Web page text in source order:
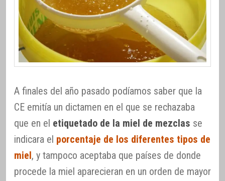
A finales del año pasado podíamos saber que la
CE emitía un dictamen en el que se rechazaba
que en el etiquetado de la miel de mezclas se
indicara el porcentaje de los diferentes tipos de
miel , y tampoco aceptaba que países de donde
procede la miel aparecieran en un orden de mayor